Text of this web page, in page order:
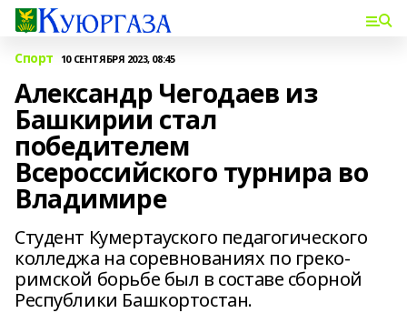
Спорт 10 СЕНТЯБРЯ 2023, 08:45
Александр Чегодаев из
Башкирии стал
победителем
Всероссийского турнира во
Владимире
Студент Кумертауского педагогического
колледжа на соревнованиях по греко-
римской борьбе был в составе сборной
Республики Башкортостан.